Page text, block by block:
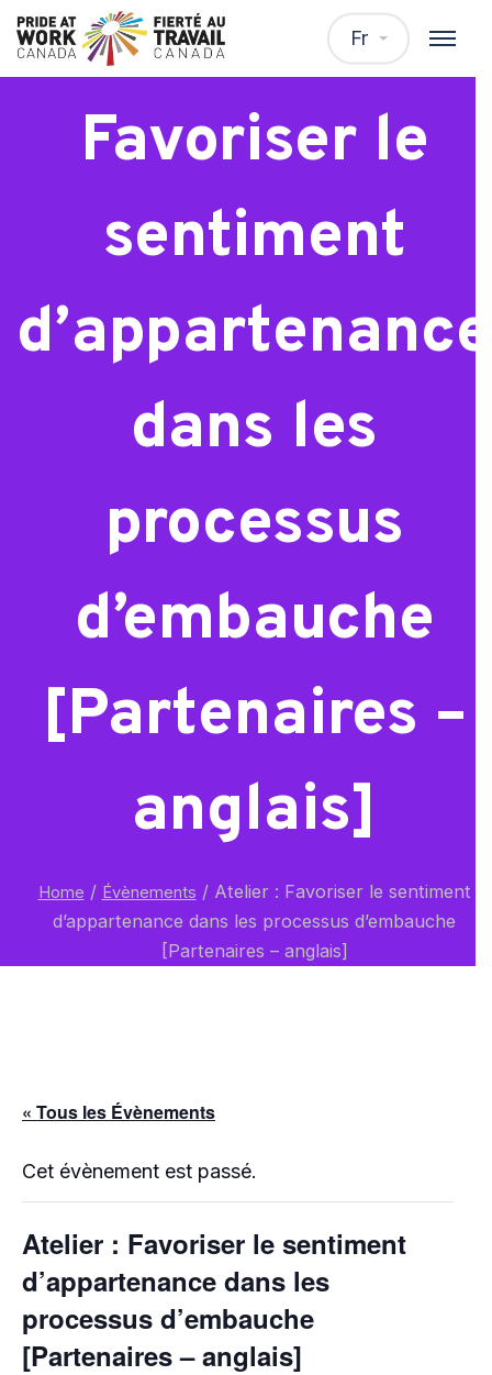
Fr
Atelier :
Favoriser le
sentiment
d’appartenance
dans les
processus
d’embauche
[Partenaires –
anglais]
Home / Évènements /Atelier : Favoriser le sentiment
d’appartenance dans les processus d’embauche
[Partenaires – anglais]
« Tous les Évènements
Cet évènement est passé.
Atelier : Favoriser le sentiment
d’appartenance dans les
processus d’embauche
[Partenaires – anglais]